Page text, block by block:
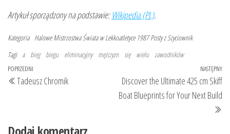
Artykuł sporządzony na podstawie:Wikipedia (PL).
Kategoria Halowe Mistrzostwa Świata w Lekkoatletyce 1987 Posty z Szyciownik
Tagi a bieg biegu eliminacyjny mężczyzn się wielu zawodników
Nawigacja
wpisu
Poprzedni
wpis
POPRZEDNI
Tadeusz Chromik
NASTĘPNY
Discover the Ultimate 425 cm Skiff
Boat Blueprints for Your Next Build